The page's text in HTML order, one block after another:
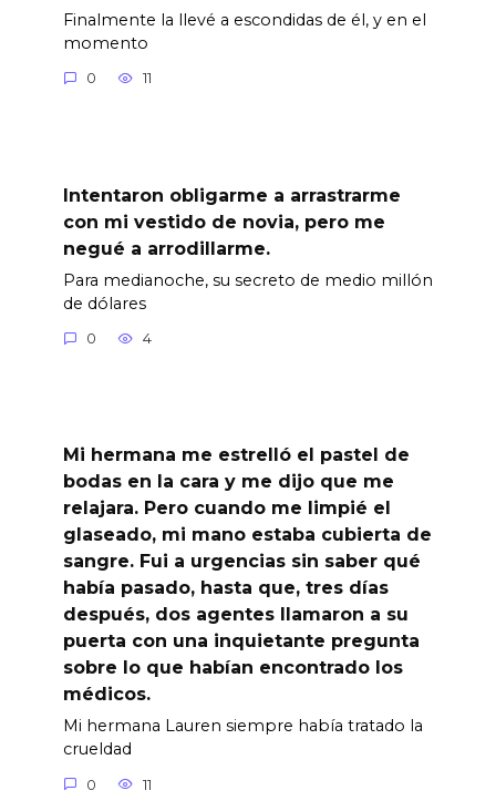
Finalmente la llevé a escondidas de él, y en el
momento
0 11
Intentaron obligarme a arrastrarme
con mi vestido de novia, pero me
negué a arrodillarme.
Para medianoche, su secreto de medio millón
de dólares
0 4
Mi hermana me estrelló el pastel de
bodas en la cara y me dijo que me
relajara. Pero cuando me limpié el
glaseado, mi mano estaba cubierta de
sangre. Fui a urgencias sin saber qué
había pasado, hasta que, tres días
después, dos agentes llamaron a su
puerta con una inquietante pregunta
sobre lo que habían encontrado los
médicos.
Mi hermana Lauren siempre había tratado la
crueldad
0 11